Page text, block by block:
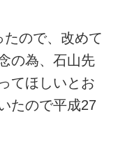
ので、改めて
の為、石山先
てほしいとお
たので平成27